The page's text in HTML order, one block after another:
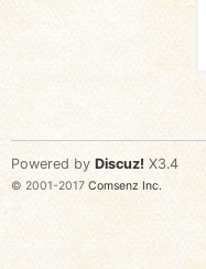
Powered by Discuz! X3.4
© 2001-2017 Comsenz Inc.